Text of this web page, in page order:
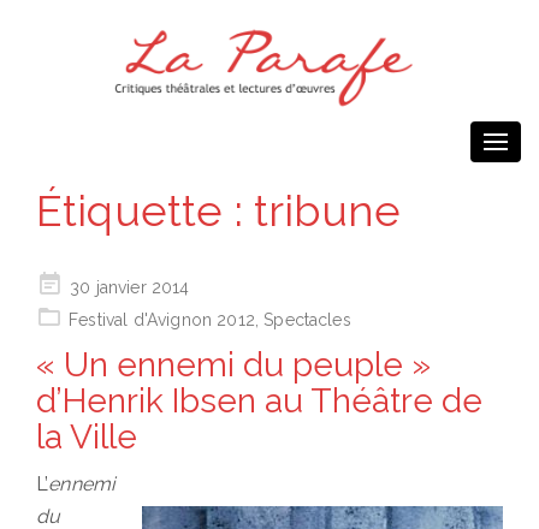
Étiquette : tribune
Posted
on
30 janvier 2014
Festival d'Avignon 2012 Spectacles
« Un ennemi du peuple »
d’Henrik Ibsen au Théâtre de
la Ville
L’ennemi
du